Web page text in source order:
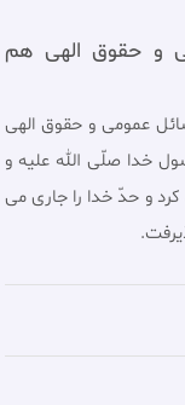
و حقوق الهى هم
عمومى و حقوق الهى
خدا صلّى الله عليه و
كرد و حدّ خدا را جارى مى